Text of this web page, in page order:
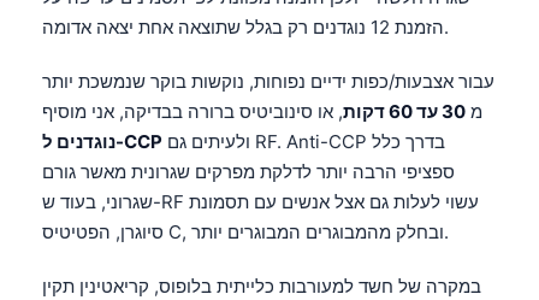
הזמנת 12 נוגדנים רק בגלל שתוצאה אחת יצאה אדומה.
עבור אצבעות/כפות ידיים נפוחות, נוקשות בוקר שנמשכת יותר
מ 30 עד 60 דקות
, או סינוביטיס ברורה בבדיקה, אני מוסיף
נוגדנים ל-CCP
ספציפי הרבה יותר לדלקת מפרקים שגרונית מאשר גורם
שגרוני, בעוד ש-RF עשוי לעלות גם אצל אנשים עם תסמונת
סיוגרן, הפטיטיס C, ובחלק מהמבוגרים המבוגרים יותר.
במקרה של חשד למעורבות כלייתית בלופוס, קריאטינין תקין